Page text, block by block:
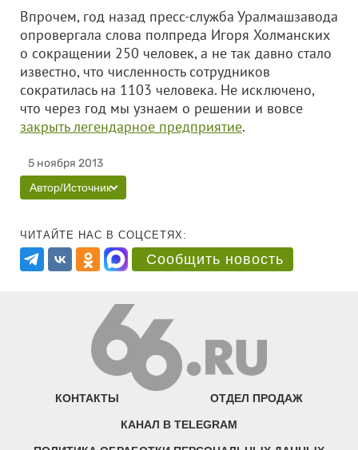
Впрочем, год назад пресс-служба Уралмашзавода
опровергала слова полпреда Игоря Холманских
о сокращении 250 человек, а не так давно стало
известно, что численность сотрудников
сократилась на 1103 человека. Не исключено,
что через год мы узнаем о решении и вовсе
закрыть легендарное предприятие.
5 ноября 2013
Автор/Источник
ЧИТАЙТЕ НАС В СОЦСЕТЯХ:
Сообщить новость
КОНТАКТЫ ОТДЕЛ ПРОДАЖ
КАНАЛ В TELEGRAM